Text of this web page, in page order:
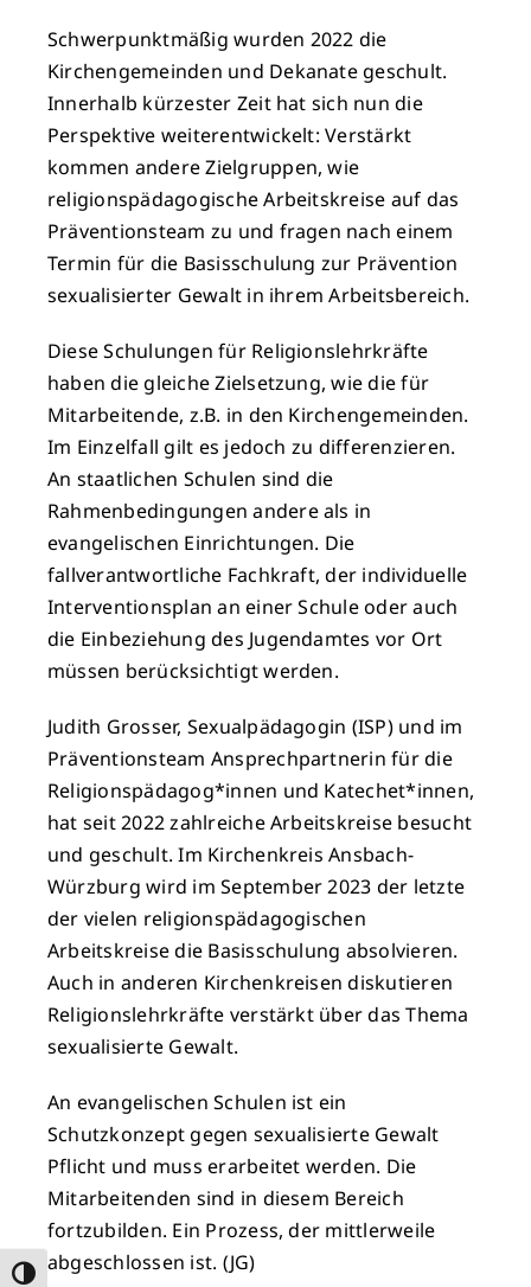
Umschalten auf hohe Kontraste
Schwerpunktmäßig wurden 2022 die
Kirchengemeinden und Dekanate geschult.
Innerhalb kürzester Zeit hat sich nun die
Perspektive weiterentwickelt: Verstärkt
kommen andere Zielgruppen, wie
religionspädagogische Arbeitskreise auf das
Präventionsteam zu und fragen nach einem
Termin für die Basisschulung zur Prävention
sexualisierter Gewalt in ihrem Arbeitsbereich.
Diese Schulungen für Religionslehrkräfte
haben die gleiche Zielsetzung, wie die für
Mitarbeitende, z.B. in den Kirchengemeinden.
Im Einzelfall gilt es jedoch zu differenzieren.
An staatlichen Schulen sind die
Rahmenbedingungen andere als in
evangelischen Einrichtungen. Die
fallverantwortliche Fachkraft, der individuelle
Interventionsplan an einer Schule oder auch
die Einbeziehung des Jugendamtes vor Ort
müssen berücksichtigt werden.
Judith Grosser, Sexualpädagogin (ISP) und im
Präventionsteam Ansprechpartnerin für die
Religionspädagog*innen und Katechet*innen,
hat seit 2022 zahlreiche Arbeitskreise besucht
und geschult. Im Kirchenkreis Ansbach-
Würzburg wird im September 2023 der letzte
der vielen religionspädagogischen
Arbeitskreise die Basisschulung absolvieren.
Auch in anderen Kirchenkreisen diskutieren
Religionslehrkräfte verstärkt über das Thema
sexualisierte Gewalt.
An evangelischen Schulen ist ein
Schutzkonzept gegen sexualisierte Gewalt
Pflicht und muss erarbeitet werden. Die
Mitarbeitenden sind in diesem Bereich
fortzubilden. Ein Prozess, der mittlerweile
abgeschlossen ist. (JG)